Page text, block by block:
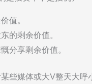
值。
的剩余价值。
分享剩余价值。
些媒体或大V整天大